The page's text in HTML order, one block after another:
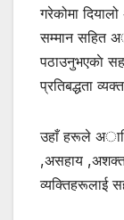
गरेकोमा
सम्मान सहित
पठाउनुभएकाे
प्रतिबद्धता
उहाँ हरूले
,असहाय ,अशक्त
व्यक्तिहरूलाई